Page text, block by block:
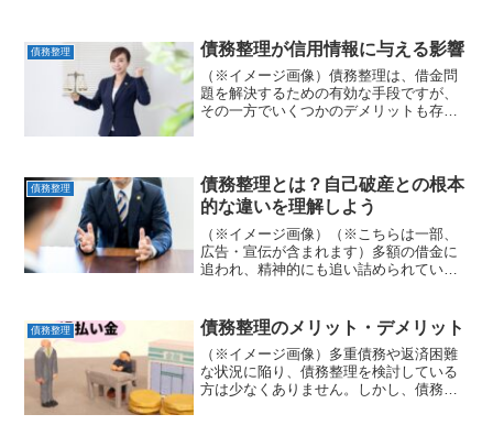
合、その不安はさらに大きくなるでしょ
う。しかし、債務整理は必...
債務整理 債務整理が信用情報に与える影響
（※イメージ画像）債務整理は、借金問
題を解決するための有効な手段ですが、
その一方でいくつかのデメリットも存在
整理の種類別に、具体的な...
債務整理
債務整理とは？自己破産との根本
的な違いを理解しよう
（※イメージ画像）（※こちらは一部、
広告・宣伝が含まれます）多額の借金に
追われ、精神的にも追い詰められていま
に考えている方も少なくないでしょう。
しかし、借金問題を解決す...
債務整理 債務整理のメリット・デメリット
（※イメージ画像）多重債務や返済困難
な状況に陥り、債務整理を検討している
方は少なくありません。しかし、債務整